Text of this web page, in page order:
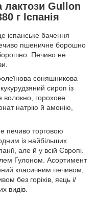
лактози Gullon
г Іспанія
іспанське бачення
пшеничне борошно
Печиво не
соняшникова
сироп із
волокно, горохове
натрію й амонію,
печиво торговою
із найбільших
але й у всій Європі.
Гулоном. Асортимент
класичним печивом,
без горіхів, яєць і/
видів.